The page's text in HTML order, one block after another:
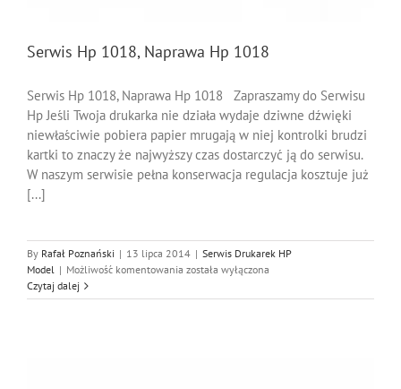
Serwis Hp 1018, Naprawa Hp 1018
Serwis Hp 1018, Naprawa Hp 1018 Zapraszamy do Serwisu
Hp Jeśli Twoja drukarka nie działa wydaje dziwne dźwięki
niewłaściwie pobiera papier mrugają w niej kontrolki brudzi
kartki to znaczy że najwyższy czas dostarczyć ją do serwisu.
W naszym serwisie pełna konserwacja regulacja kosztuje już
[...]
By Rafał Poznański | 13 lipca 2014 | Serwis Drukarek HP
Model | Możliwość komentowania Serwis
1018,
została wyłączona
Czytaj dalej